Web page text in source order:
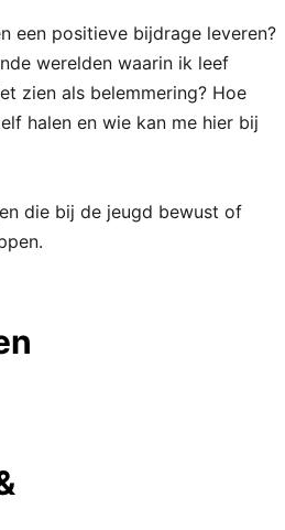
een positieve bijdrage leveren?
werelden waarin ik leef
zien als belemmering? Hoe
halen en wie kan me hier bij
die bij de jeugd bewust of